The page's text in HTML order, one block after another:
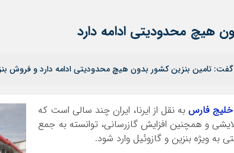
هیچ محدودیتی ادامه دارد
تامین بنزین کشور بدون هیچ محدودیتی ادامه دارد و فروش
خلیج فارسبه نقل از ایرنا، ایران چند سالی است که
و همچنین افزایش گازرسانی، توانسته به جمع
به ویژه بنزین و گازوئیل وارد شود.